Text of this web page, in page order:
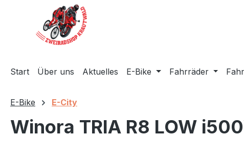
Hauptinhalt springen
Zur Suche springen
Zur Hauptnavigation springen
Start Über uns Aktuelles E-Bike Fahrräder
E-Bike E-City
Winora TRIA R8 LOW